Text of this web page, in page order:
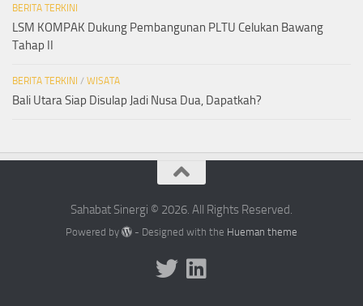
BERITA TERKINI
LSM KOMPAK Dukung Pembangunan PLTU Celukan Bawang
Tahap II
BERITA TERKINI / WISATA
Bali Utara Siap Disulap Jadi Nusa Dua, Dapatkah?
Sahabat Sinergi © 2026. All Rights Reserved.
Powered by - Designed with the Hueman theme